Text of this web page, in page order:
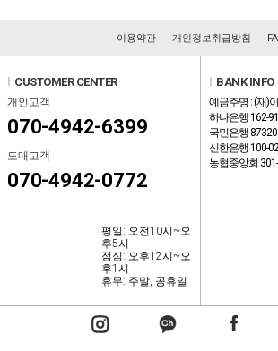
이용약관 개인정보취급방침
CUSTOMER CENTER
개인고객
070-4942-6399
도매고객
070-4942-0772
평일: 오전10시~오
후5시
점심: 오후12시~오
후1시
휴무: 주말, 공휴일
BANK INFO
예금주명 : (재)
하나은행 162-
국민은행
신한은행 100-
농협중앙회